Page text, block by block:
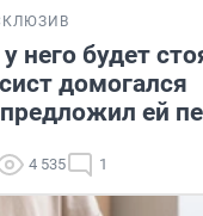
него будет
домогался
ей
4 535 1